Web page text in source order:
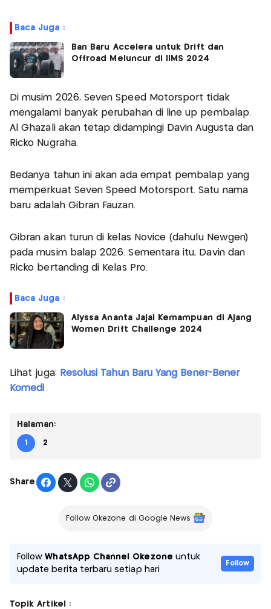
Baca Juga :
Ban Baru Accelera untuk Drift dan
Offroad Meluncur di IIMS 2024
Di musim 2026, Seven Speed Motorsport tidak
mengalami banyak perubahan di line up pembalap.
Al Ghazali akan tetap didampingi Davin Augusta dan
Ricko Nugraha.
Bedanya tahun ini akan ada empat pembalap yang
memperkuat Seven Speed Motorsport. Satu nama
baru adalah Gibran Fauzan.
Gibran akan turun di kelas Novice (dahulu Newgen)
pada musim balap 2026. Sementara itu, Davin dan
Ricko bertanding di Kelas Pro.
Baca Juga :
Alyssa Ananta Jajal Kemampuan di Ajang
Women Drift Challenge 2024
Lihat juga: Resolusi Tahun Baru Yang Bener-Bener
Komedi
Halaman:
1 2
Share
Follow Okezone di Google News
FollowWhatsApp Channel Okezone untuk
update berita terbaru setiap hari
Follow
Topik Artikel :